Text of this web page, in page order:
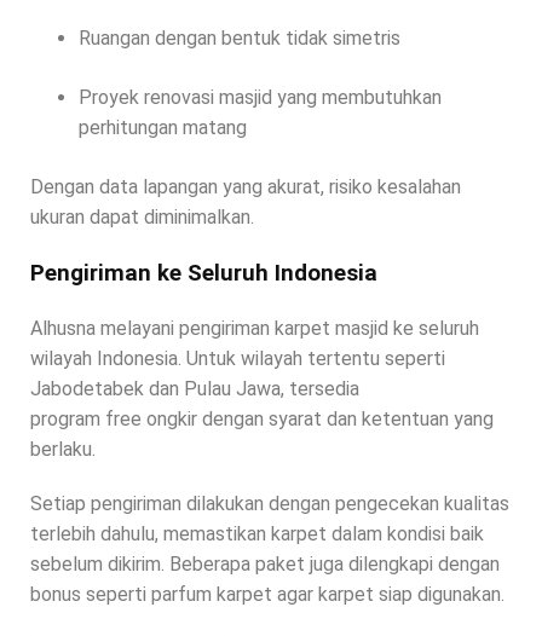
Ruangan dengan bentuk tidak simetris
Proyek renovasi masjid yang membutuhkan
perhitungan matang
Dengan data lapangan yang akurat, risiko kesalahan
ukuran dapat diminimalkan.
Pengiriman ke Seluruh Indonesia
Alhusna melayani pengiriman karpet masjid ke seluruh
wilayah Indonesia. Untuk wilayah tertentu seperti
Jabodetabek dan Pulau Jawa, tersedia
program free ongkir dengan syarat dan ketentuan yang
berlaku.
Setiap pengiriman dilakukan dengan pengecekan kualitas
terlebih dahulu, memastikan karpet dalam kondisi baik
sebelum dikirim. Beberapa paket juga dilengkapi dengan
bonus seperti parfum karpet agar karpet siap digunakan.